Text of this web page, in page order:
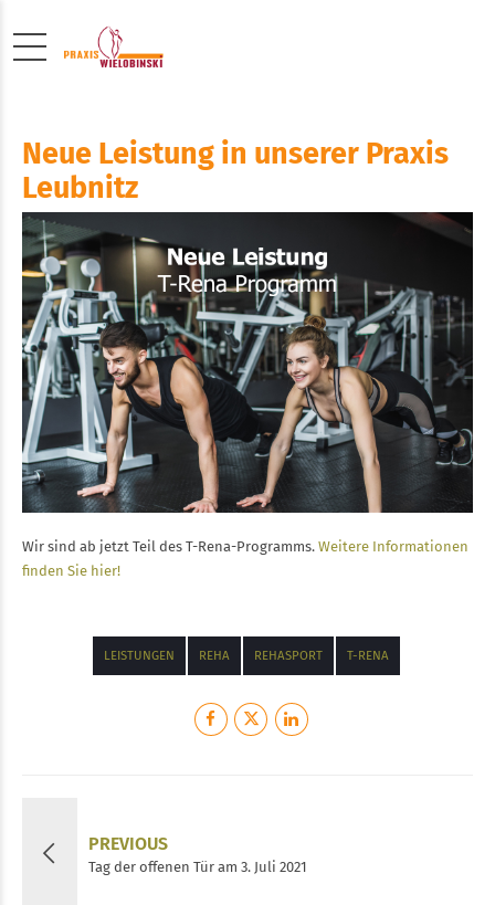
Neue Leistung in unserer Praxis
Leubnitz
Wir sind ab jetzt Teil des T-Rena-Programms. Weitere Informationen
finden Sie hier!
LEISTUNGEN REHA REHASPORT T-RENA
PREVIOUS
Tag der offenen Tür am 3. Juli 2021